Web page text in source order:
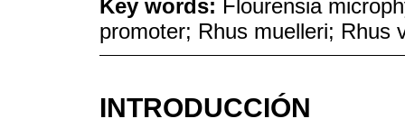
Key words: Flourensia
promoter; Rhus muelleri; Rhus
INTRODUCCIÓN